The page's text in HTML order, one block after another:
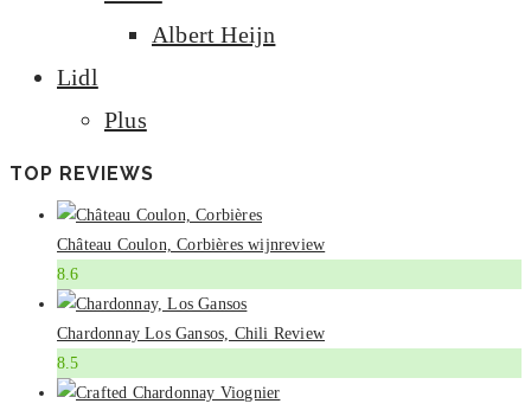
Albert Heijn
Lidl
Plus
TOP REVIEWS
Château Coulon, Corbières wijnreview
8.6
Chardonnay Los Gansos, Chili Review
8.5